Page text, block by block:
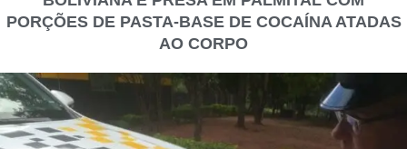
PORÇÕES DE PASTA-BASE DE COCAÍNA ATADAS
AO CORPO